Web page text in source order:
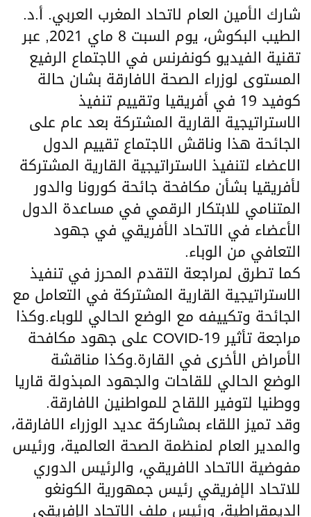
شارك الأمين العام لاتحاد المغرب العربي. أ.د.
الطيب البكوش، يوم السبت 8 ماي 2021, عبر
تقنية الفيديو كونفرنس ‎في الاجتماع الرفيع
المستوى لوزراء الصحة الافارقة بشان حالة
كوفيد 19 في أفريقيا ‎وتقييم تنفيذ
الاستراتيجية القارية المشتركة‎ بعد عام على
الجائحة ‎هذا وناقش الاجتماع تقييم الدول
الاعضاء لتنفيذ الاستراتيجية القارية المشتركة
لأفريقيا بشأن مكافحة جائحة كورونا والدور
المتنامي للابتكار الرقمي في مساعدة الدول
الأعضاء في الاتحاد الأفريقي في جهود
التعافي من الوباء.
كما تطرق لمراجعة التقدم المحرز في تنفيذ
الاستراتيجية القارية المشتركة في التعامل مع
الجائحة وتكييفه مع الوضع الحالي للوباء.وكذا
مراجعة تأثير COVID-19 على جهود مكافحة
الأمراض الأخرى في القارة.وكذا مناقشة
الوضع الحالي للقاحات والجهود المبذولة قاريا
ووطنيا لتوفير اللقاح للمواطنين الافارقة.
وقد تميز اللقاء بمشاركة عديد الوزراء الافارقة،
والمدير العام لمنظمة الصحة العالمية، ورئيس
مفوضية الاتحاد الافريقي، والرئيس الدوري
للاتحاد الإفريقي رئيس جمهورية الكونغو
الديمقراطية، ورئيس ملف الاتحاد الإفريقي